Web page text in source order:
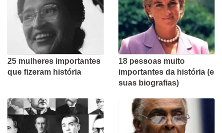
25 mulheres importantes
que fizeram história
18 pessoas muito
importantes da história (e
suas biografias)